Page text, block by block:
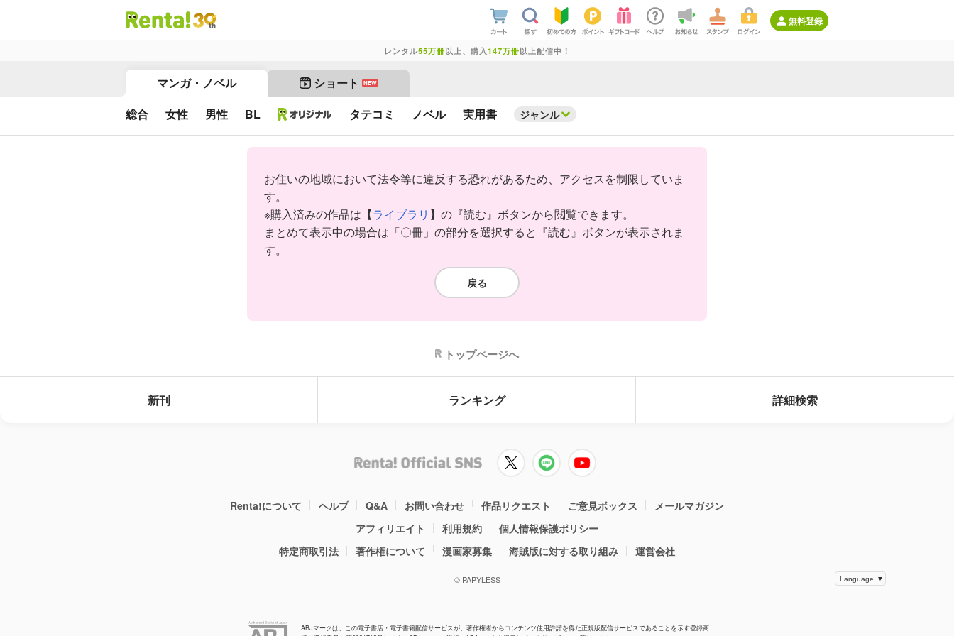
無料登録
レンタル55万冊以上、購入 147万冊以上配信中！
マンガ・ノベル ショート NEW
総合 女性 男性 BL タテコミ ノベル 実用書 ジャンル
お住いの地域において法令等に違反する恐れがあるため、アクセスを制限していま
す。
※購入済みの作品は【ライブラリ 】の『読む』ボタンから閲覧できます。
まとめて表示中の場合は「〇冊」の部分を選択すると『読む』ボタンが表示されま
す。
戻る
トップページへ
新刊 ランキング 詳細検索
Renta!について ヘルプ Q&A お問い合わせ 作品リクエスト ご意見ボックス
メールマガジン
アフィリエイト
利用規約
個人情報保護ポリシー
特定商取引法
著作権について 漫画家募集 海賊版に対する取り組み 運営会社
© PAPYLESS
ABJマークは、この電子書店・電子書籍配信サービスが、著作権者からコンテンツ使用許諾を得た正規版配信サービスであることを示す登録商